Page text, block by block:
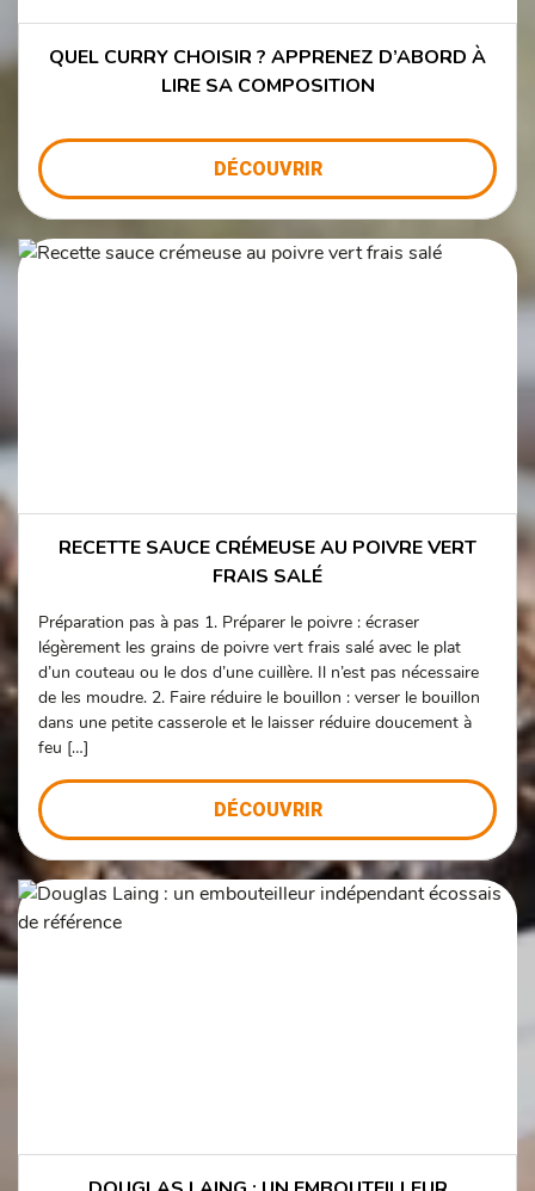
QUEL CURRY CHOISIR ? APPRENEZ D’ABORD À
LIRE SA COMPOSITION
DÉCOUVRIR
RECETTE SAUCE CRÉMEUSE AU POIVRE VERT
FRAIS SALÉ
Préparation pas à pas 1. Préparer le poivre : écraser
légèrement les grains de poivre vert frais salé avec le plat
d’un couteau ou le dos d’une cuillère. Il n’est pas nécessaire
de les moudre. 2. Faire réduire le bouillon : verser le bouillon
dans une petite casserole et le laisser réduire doucement à
feu […]
DÉCOUVRIR